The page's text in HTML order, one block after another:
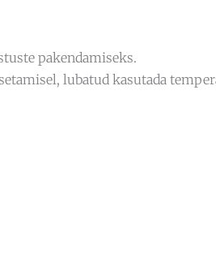
pakendamiseks.
lubatud kasutada